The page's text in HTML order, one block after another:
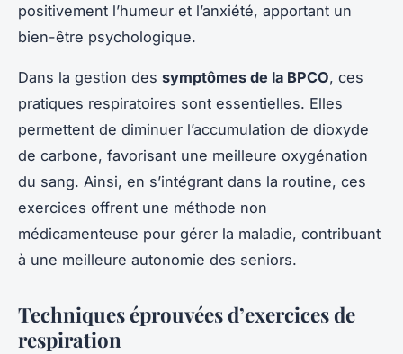
positivement l’humeur et l’anxiété, apportant un
bien-être psychologique.
Dans la gestion des symptômes de la BPCO, ces
pratiques respiratoires sont essentielles. Elles
permettent de diminuer l’accumulation de dioxyde
de carbone, favorisant une meilleure oxygénation
du sang. Ainsi, en s’intégrant dans la routine, ces
exercices offrent une méthode non
médicamenteuse pour gérer la maladie, contribuant
à une meilleure autonomie des seniors.
Techniques éprouvées d’exercices de
respiration